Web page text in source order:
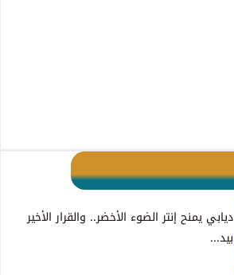
ديابي يمنح إنتر الضوء الأخضر.. والقرار الأخير
بيد...